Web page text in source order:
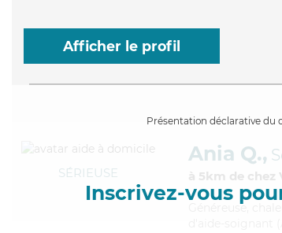
Afficher le profil
Présentation déclarative du
Inscrivez-vous
SÉRIEUSE
Ania Q.,
à 5km de chez
Généreuse
,
d'aide-soignant